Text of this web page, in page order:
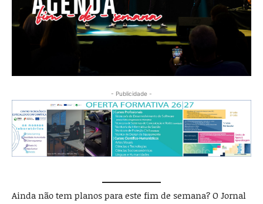
- Publicidade -
Ainda não tem planos para este fim de semana? O Jornal